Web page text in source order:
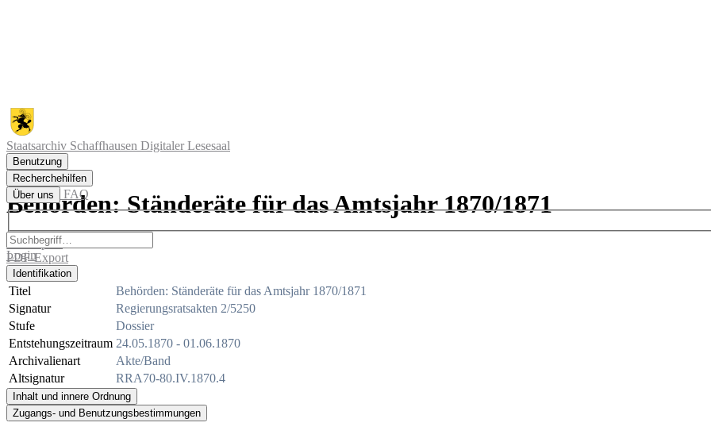
Staatsarchiv Schaffhausen Digitaler Lesesaal
Benutzung
Recherchehilfen
Über uns
FAQ
Login
Akte/Band
Behörden: Ständeräte für das Amtsjahr 1870/1871
Archivplan
PDF-Export
Identifikation
Titel
Behörden: Ständeräte für das Amtsjahr 1870/1871
Signatur
Regierungsratsakten 2/5250
Stufe
Dossier
Entstehungszeitraum 24.05.1870 - 01.06.1870
Archivalienart
Akte/Band
Altsignatur
RRA70-80.IV.1870.4
Inhalt und innere Ordnung
Zugangs- und Benutzungsbestimmungen